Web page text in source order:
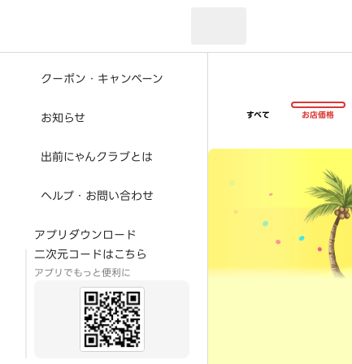
クーポン・キャンペーン
お知らせ
出前にゃんクラブとは
ヘルプ・お問い合わせ
アプリダウンロード
二次元コードはこちら
アプリでもっと便利に
すべて お店価格
超ゴイゴイヤスー夏祭